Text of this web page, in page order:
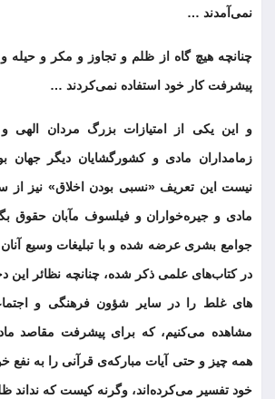
نمی‌آمدند …
چنانچه هیچ گاه از ظلم و تجاوز و مکر و حیله
پیشرفت کار خود استفاده نمی‌کردند …
و این یکی از امتیازات بزرگ مردان الهی و
زمامداران مادی و کشورگشایان دیگر
نیست این تعریف «نسبی بودن اخلاق» نیز از
مادی و جیره‌خواران و فیلسوف مآبان حقوق
جوامع بشری عرضه شده و با تبلیغات وسیع آنان
در کتاب‌های علمی ذکر شده، چنانچه نظائر این
های غلط را در سایر شؤون فرهنگی و
مشاهده می‌کنیم، که برای پیشرفت مقاصد
همه چیز و حتی آیات مبارکه‌ی قرآنی را به نفع
خود تفسیر می‌کرده‌اند، وگرنه کیست که نداند